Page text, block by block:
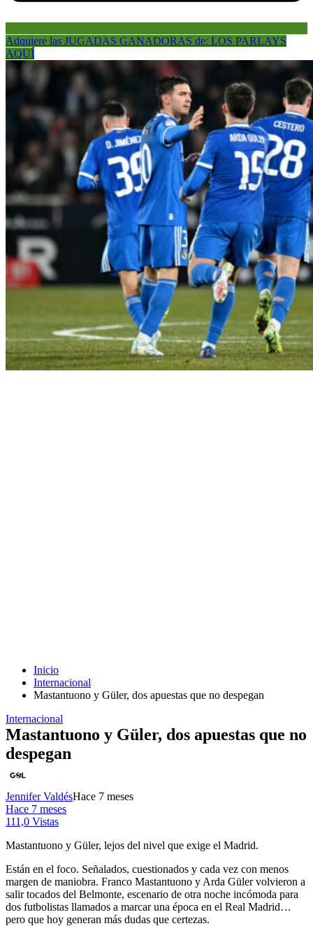
Adquiere las JUGADAS GANADORAS de: LOS PARLAYS
AQUÍ
Inicio
Internacional
Mastantuono y Güler, dos apuestas que no despegan
Internacional
Mastantuono y Güler, dos apuestas que no
despegan
Jennifer ValdésHace 7 meses
Hace 7 meses
111,0 Vistas
Mastantuono y Güler, lejos del nivel que exige el Madrid.
Están en el foco. Señalados, cuestionados y cada vez con menos
margen de maniobra. Franco Mastantuono y Arda Güler volvieron a
salir tocados del Belmonte, escenario de otra noche incómoda para
dos futbolistas llamados a marcar una época en el Real Madrid…
pero que hoy generan más dudas que certezas.